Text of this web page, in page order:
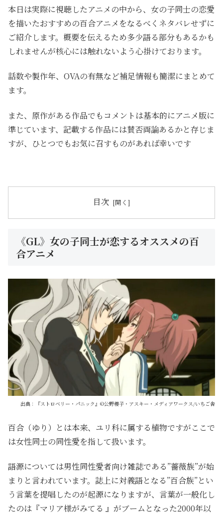
本日は実際に視聴したアニメの中から、女の子同士の恋愛
を描いたおすすめの百合アニメをなるべくネタバレせずに
ご紹介します。概要を伝えるため多少語る部分もあるかも
しれませんが核心には触れないよう心掛けております。
話数や製作年、OVAの有無など補足情報も簡潔にまとめて
ます。
また、原作がある作品でもコメントは基本的にアニメ版に
準じています、記載する作品には賛否両論あるかと存じま
すが、ひとつでもお気に召すものがあれば幸いです
目次
《GL》女の子同士が恋するオススメの百
合アニメ
出典：『ストロベリー・パニック』©公野櫻子・アスキー・メディアワークス/いちご舎
百合（ゆり）とは本来、ユリ科に属する植物ですがここで
は女性同士の同性愛を指して扱います。
語源については男性同性愛者向け雑誌である”薔薇族”が始
まりと言われています。誌上に対義語となる”百合族”とい
う言葉を提唱したのが起源になりますが、言葉が一般化し
たのは『マリア様がみてる 』がブームとなった2000年以